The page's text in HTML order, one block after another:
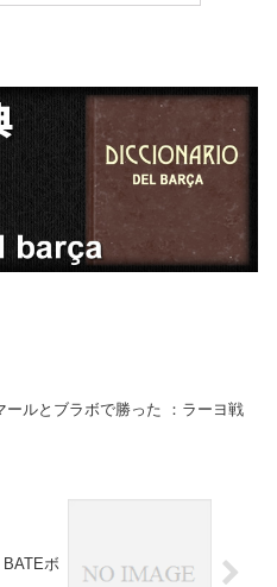
ールとブラボで勝った ：ラーヨ戦
ボ